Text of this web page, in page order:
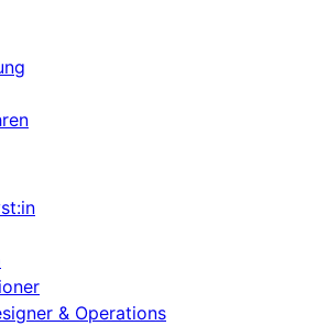
& Operations